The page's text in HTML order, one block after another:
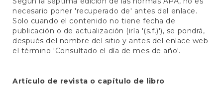
necesario poner 'recuperado de' antes del enlace.
Solo cuando el contenido no tiene fecha de
publicación o de actualización (iría '(s.f.)'), se pondrá,
después del nombre del sitio y antes del enlace web
el término 'Consultado el día de mes de año'.
Artículo de revista o capítulo de libro